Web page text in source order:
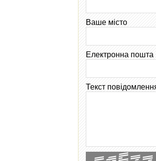
Ваше місто
Електронна пошта
Текст